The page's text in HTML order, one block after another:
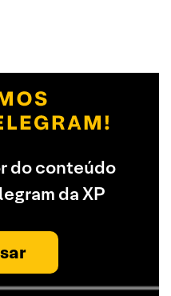
do conteúdo
da XP